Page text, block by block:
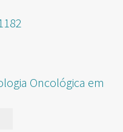
Oncológica em